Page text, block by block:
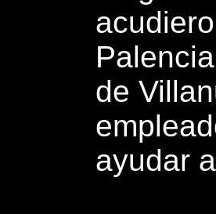
de
ayudar